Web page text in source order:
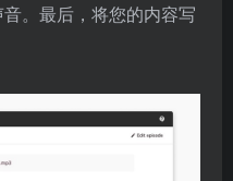
。最后，将您的内容写